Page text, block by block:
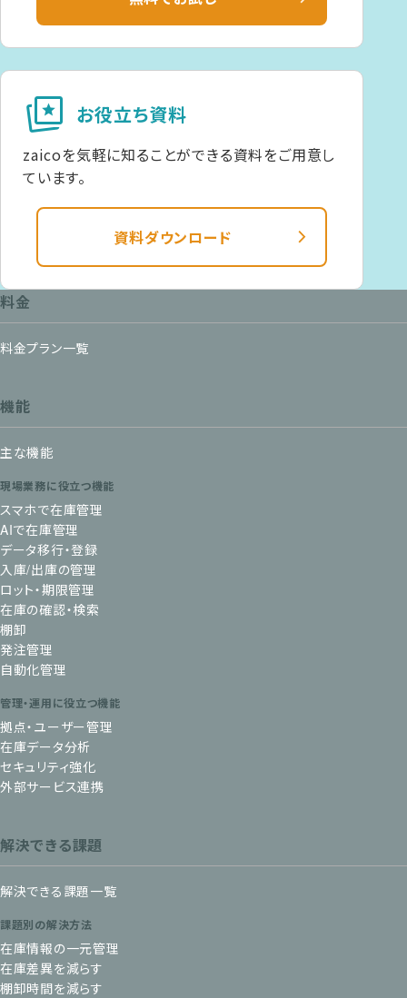
お役立ち資料
cards_star
zaicoを気軽に知ることができる資料をご用意し
ています。
資料ダウンロード
料金
料金プラン一覧
機能
主な機能
現場業務に役立つ機能
スマホで在庫管理
AIで在庫管理
データ移行・登録
入庫/出庫の管理
ロット・期限管理
在庫の確認・検索
棚卸
発注管理
自動化管理
管理・運用に役立つ機能
拠点・ユーザー管理
在庫データ分析
セキュリティ強化
外部サービス連携
解決できる課題
解決できる課題一覧
課題別の解決方法
在庫情報の一元管理
在庫差異を減らす
棚卸時間を減らす